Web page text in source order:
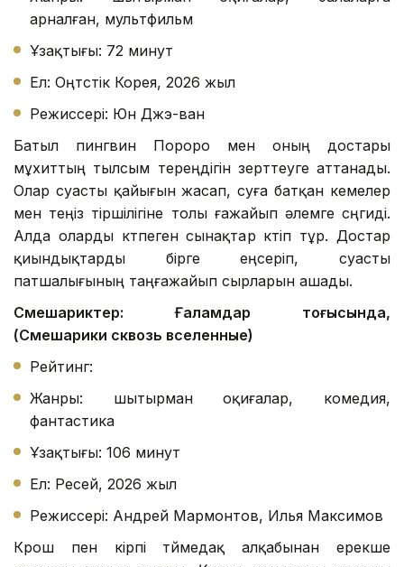
арналған, мультфильм
Ұзақтығы: 72 минут
Ел: Оңтүстік Корея, 2026 жыл
Режиссері: Юн Джэ-ван
Батыл пингвин Пороро мен оның достары
мұхиттың тылсым тереңдігін зерттеуге аттанады.
Олар суасты қайығын жасап, суға батқан кемелер
мен теңіз тіршілігіне толы ғажайып әлемге сүңгиді.
Алда оларды күтпеген сынақтар күтіп тұр. Достар
қиындықтарды бірге еңсеріп, суасты
патшалығының таңғажайып сырларын ашады.
Смешариктер: Ғаламдар тоғысында,
(Смешарики сквозь вселенные)
Рейтинг:
Жанры: шытырман оқиғалар, комедия,
фантастика
Ұзақтығы: 106 минут
Ел: Ресей, 2026 жыл
Режиссері: Андрей Мармонтов, Илья Максимов
Крош пен кірпі түймедақ алқабынан ерекше